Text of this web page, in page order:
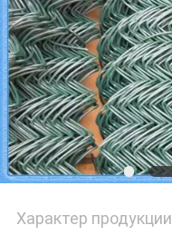
Характер продукции